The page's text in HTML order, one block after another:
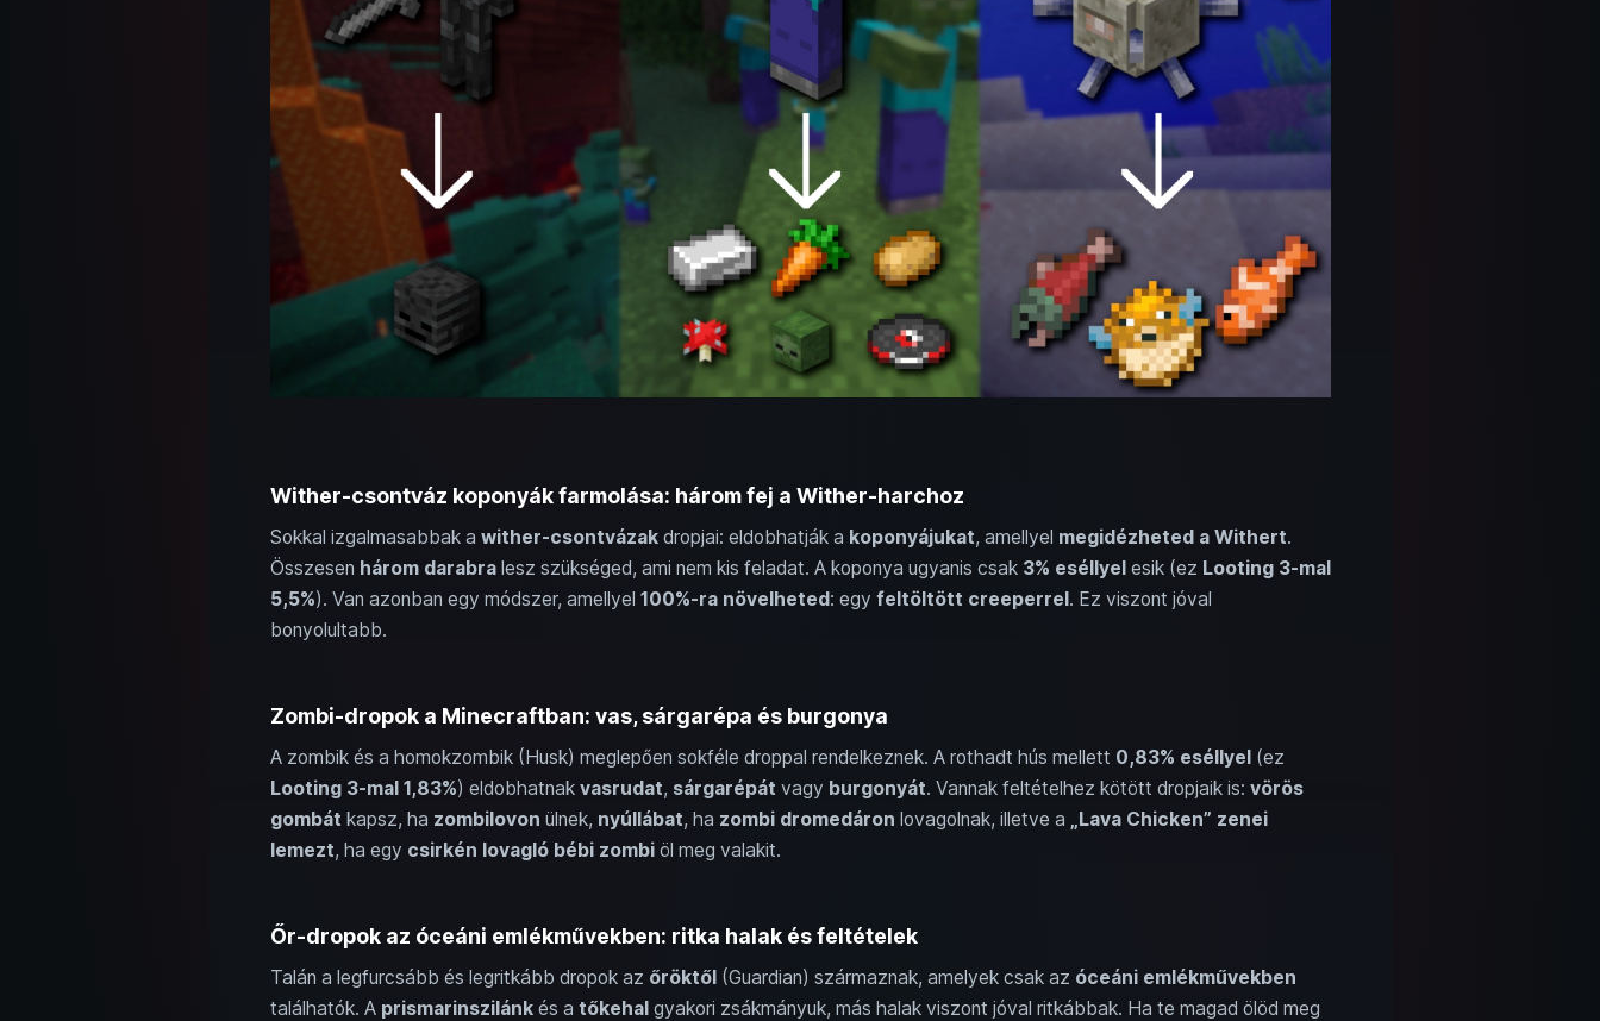
Wither-csontváz koponyák farmolása: három fej a Wither-harchoz
Sokkal izgalmasabbak a wither-csontvázakdropjai: eldobhatják a koponyájukat, amellyel megidézheted a Withert.
Összesen három darabralesz szükséged, ami nem kis feladat. A koponya ugyanis csak 3% eséllyelesik (ez Looting 3-mal
5,5%). Van azonban egy módszer, amellyel 100%-ra növelheted: egy feltöltött creeperrel. Ez viszont jóval
bonyolultabb.
Zombi-dropok a Minecraftban: vas, sárgarépa és burgonya
A zombik és a homokzombik (Husk) meglepően sokféle droppal rendelkeznek. A rothadt hús mellett 0,83% eséllyel(ez
Looting 3-mal 1,83%) eldobhatnak vasrudat, sárgarépát vagy burgonyát. Vannak feltételhez kötött dropjaik is: vörös
gombát kapsz, ha zombilovon ülnek, nyúllábat, ha zombi dromedáron lovagolnak, illetve a „Lava Chicken” zenei
lemezt, ha egy csirkén lovagló bébi zombiöl meg valakit.
Őr-dropok az óceáni emlékművekben: ritka halak és feltételek
Talán a legfurcsább és legritkább dropok az őröktől(Guardian) származnak, amelyek csak az óceáni emlékművekben
találhatók. A prismarinszilánkés a tőkehalgyakori zsákmányuk, más halak viszont jóval ritkábbak. Ha te magad ölöd meg